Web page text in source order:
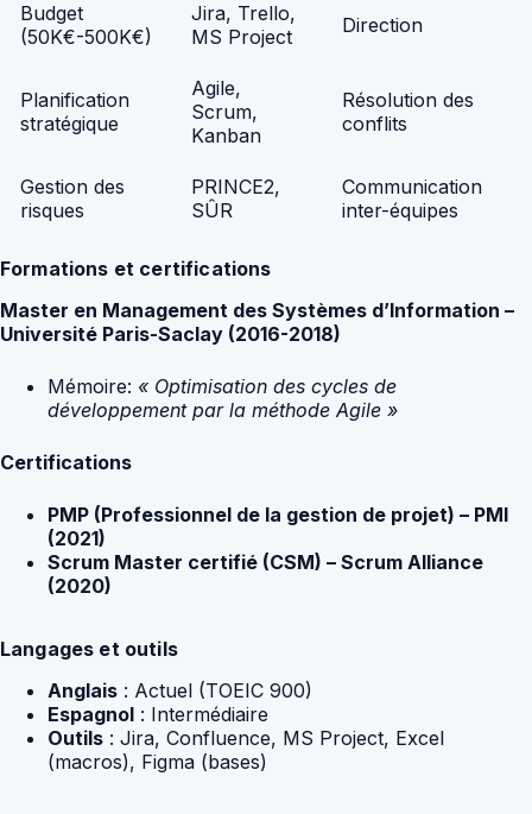
Budget
(50K€-500K€)
Jira, Trello,
MS Project
Direction
Planification
stratégique
Agile,
Scrum,
Kanban
Résolution des
conflits
Gestion des
risques
PRINCE2,
SÛR
Communication
inter-équipes
Formations et certifications
Master en Management des Systèmes d’Information –
Université Paris-Saclay (2016-2018)
Mémoire: « Optimisation des cycles de
développement par la méthode Agile »
Certifications
PMP (Professionnel de la gestion de projet) – PMI
(2021)
Scrum Master certifié (CSM) – Scrum Alliance
(2020)
Langages et outils
Anglais : Actuel (TOEIC 900)
Espagnol : Intermédiaire
Outils : Jira, Confluence, MS Project, Excel
(macros), Figma (bases)